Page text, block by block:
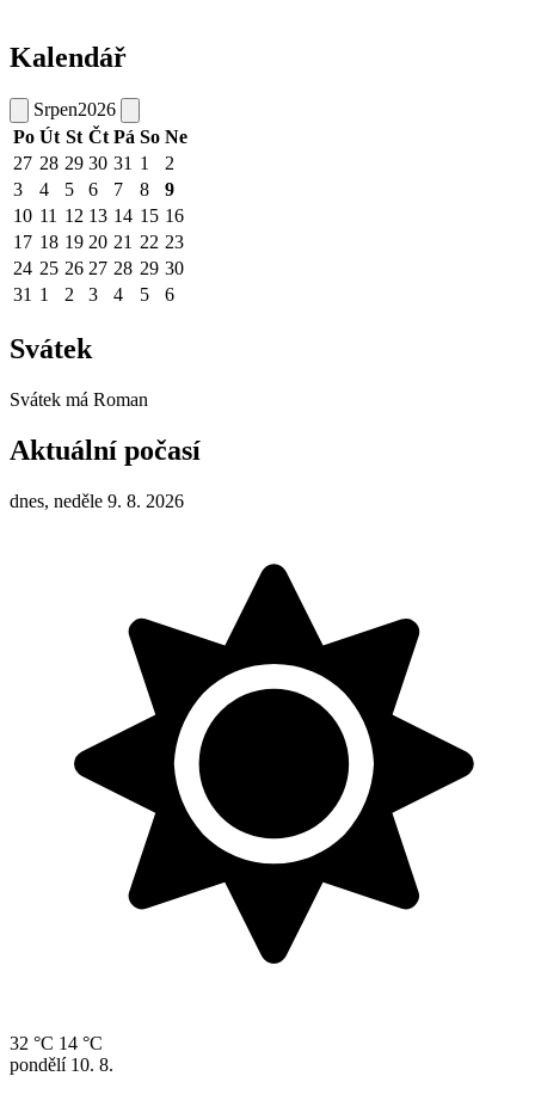
Kalendář
Srpen2026
Po Út St Čt Pá So Ne
27 28 29 30 31 1
2
3
4 5 6 7 8
9
10 11 12 13 14 15 16
17 18 19 20 21 22 23
24 25 26 27 28 29 30
31 1 2 3 4 5 6
Svátek
Svátek má Roman
Aktuální počasí
dnes, neděle 9. 8. 2026
32 °C 14 °C
pondělí 10. 8.